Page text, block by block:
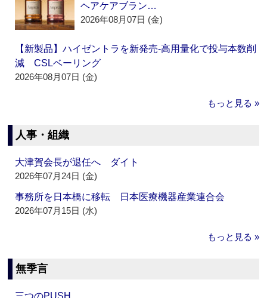
ヘアケアブラン…
2026年08月07日 (金)
【新製品】ハイゼントラを新発売‐高用量化で投与本数削
減 CSLベーリング
2026年08月07日 (金)
もっと見る »
人事・組織
大津賀会長が退任へ ダイト
2026年07月24日 (金)
事務所を日本橋に移転 日本医療機器産業連合会
2026年07月15日 (水)
もっと見る »
無季言